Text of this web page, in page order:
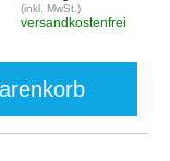
(inkl. MwSt.)
versandkostenfrei